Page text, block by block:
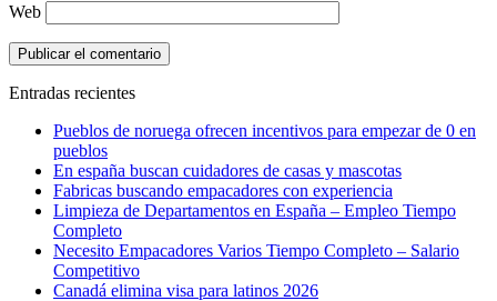
Web
Entradas recientes
Pueblos de noruega ofrecen incentivos para empezar de 0 en
pueblos
En españa buscan cuidadores de casas y mascotas
Fabricas buscando empacadores con experiencia
Limpieza de Departamentos en España – Empleo Tiempo
Completo
Necesito Empacadores Varios Tiempo Completo – Salario
Competitivo
Canadá elimina visa para latinos 2026